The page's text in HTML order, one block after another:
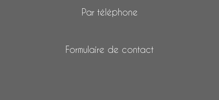
Par téléphone
Formulaire de contact